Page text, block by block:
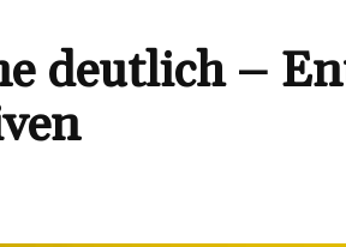
deutlich –